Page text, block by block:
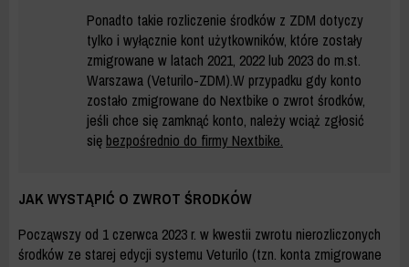
Ponadto takie rozliczenie środków z ZDM dotyczy
tylko i wyłącznie kont użytkowników, które zostały
zmigrowane w latach 2021, 2022 lub 2023 do m.st.
Warszawa (Veturilo-ZDM).W przypadku gdy konto
zostało zmigrowane do Nextbike o zwrot środków,
jeśli chce się zamknąć konto, należy wciąż zgłosić
się bezpośrednio do firmy Nextbike.
JAK WYSTĄPIĆ O ZWROT ŚRODKÓW
Począwszy od 1 czerwca 2023 r. w kwestii zwrotu nierozliczonych
środków ze starej edycji systemu Veturilo (tzn. konta zmigrowane